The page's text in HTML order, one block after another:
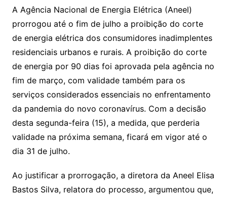
A Agência Nacional de Energia Elétrica (Aneel)
prorrogou até o fim de julho a proibição do corte
de energia elétrica dos consumidores inadimplentes
residenciais urbanos e rurais. A proibição do corte
de energia por 90 dias foi aprovada pela agência no
fim de março, com validade também para os
serviços considerados essenciais no enfrentamento
da pandemia do novo coronavírus. Com a decisão
desta segunda-feira (15), a medida, que perderia
validade na próxima semana, ficará em vigor até o
dia 31 de julho.
Ao justificar a prorrogação, a diretora da Aneel Elisa
Bastos Silva, relatora do processo, argumentou que,